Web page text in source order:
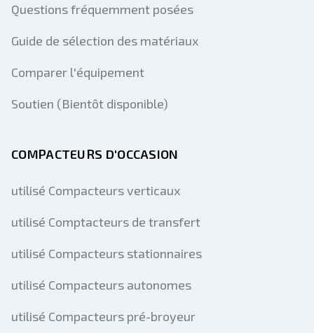
Questions fréquemment posées
Guide de sélection des matériaux
Comparer l'équipement
Soutien (Bientôt disponible)
COMPACTEURS D'OCCASION
utilisé Compacteurs verticaux
utilisé Comptacteurs de transfert
utilisé Compacteurs stationnaires
utilisé Compacteurs autonomes
utilisé Compacteurs pré-broyeur